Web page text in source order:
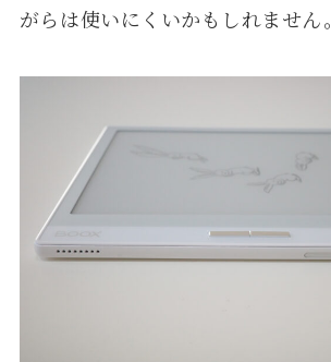
がらは使いにくいかもしれません。